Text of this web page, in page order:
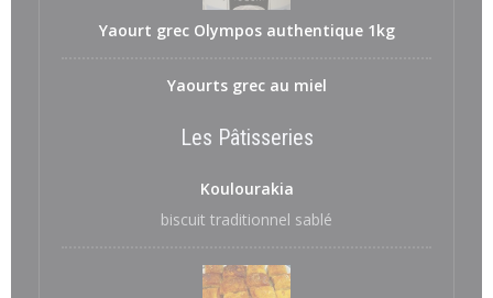
Yaourt grec Olympos authentique 1kg
Yaourts grec au miel
Les Pâtisseries
Koulourakia
biscuit traditionnel sablé